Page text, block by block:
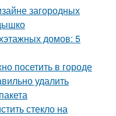
загородных
домов: 5
посетить в городе
удалить
стекло на